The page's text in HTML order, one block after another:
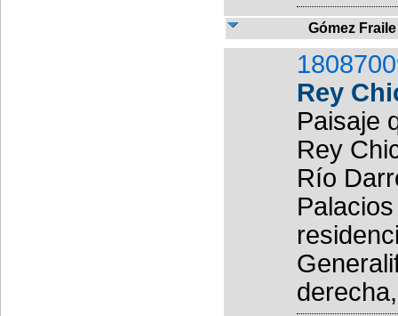
Gómez Fraile
Rey
Paisaje
Rey
Río